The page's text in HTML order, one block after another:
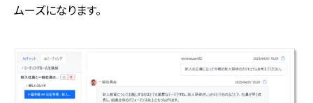
ムーズになります。